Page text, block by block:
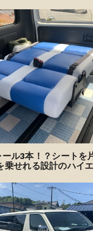
ール3本！？シートを
乗せれる設計のハイ